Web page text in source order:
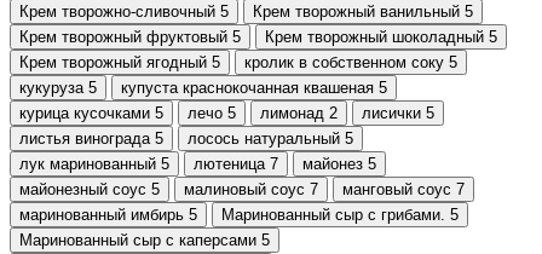
Крем творожно-сливочный 5 Крем творожный ванильный 5
Крем творожный фруктовый 5 Крем творожный шоколадный 5
Крем творожный ягодный 5 кролик в собственном соку 5
кукуруза 5 купуста краснокочанная квашеная 5
курица кусочками 5 лечо 5 лимонад 2 лисички 5
листья винограда 5 лосось натуральный 5
лук маринованный 5 лютеница 7 майонез 5
майонезный соус 5 малиновый соус 7 манговый соус 7
маринованный имбирь 5 Маринованный сыр с грибами. 5
Маринованный сыр с каперсами 5